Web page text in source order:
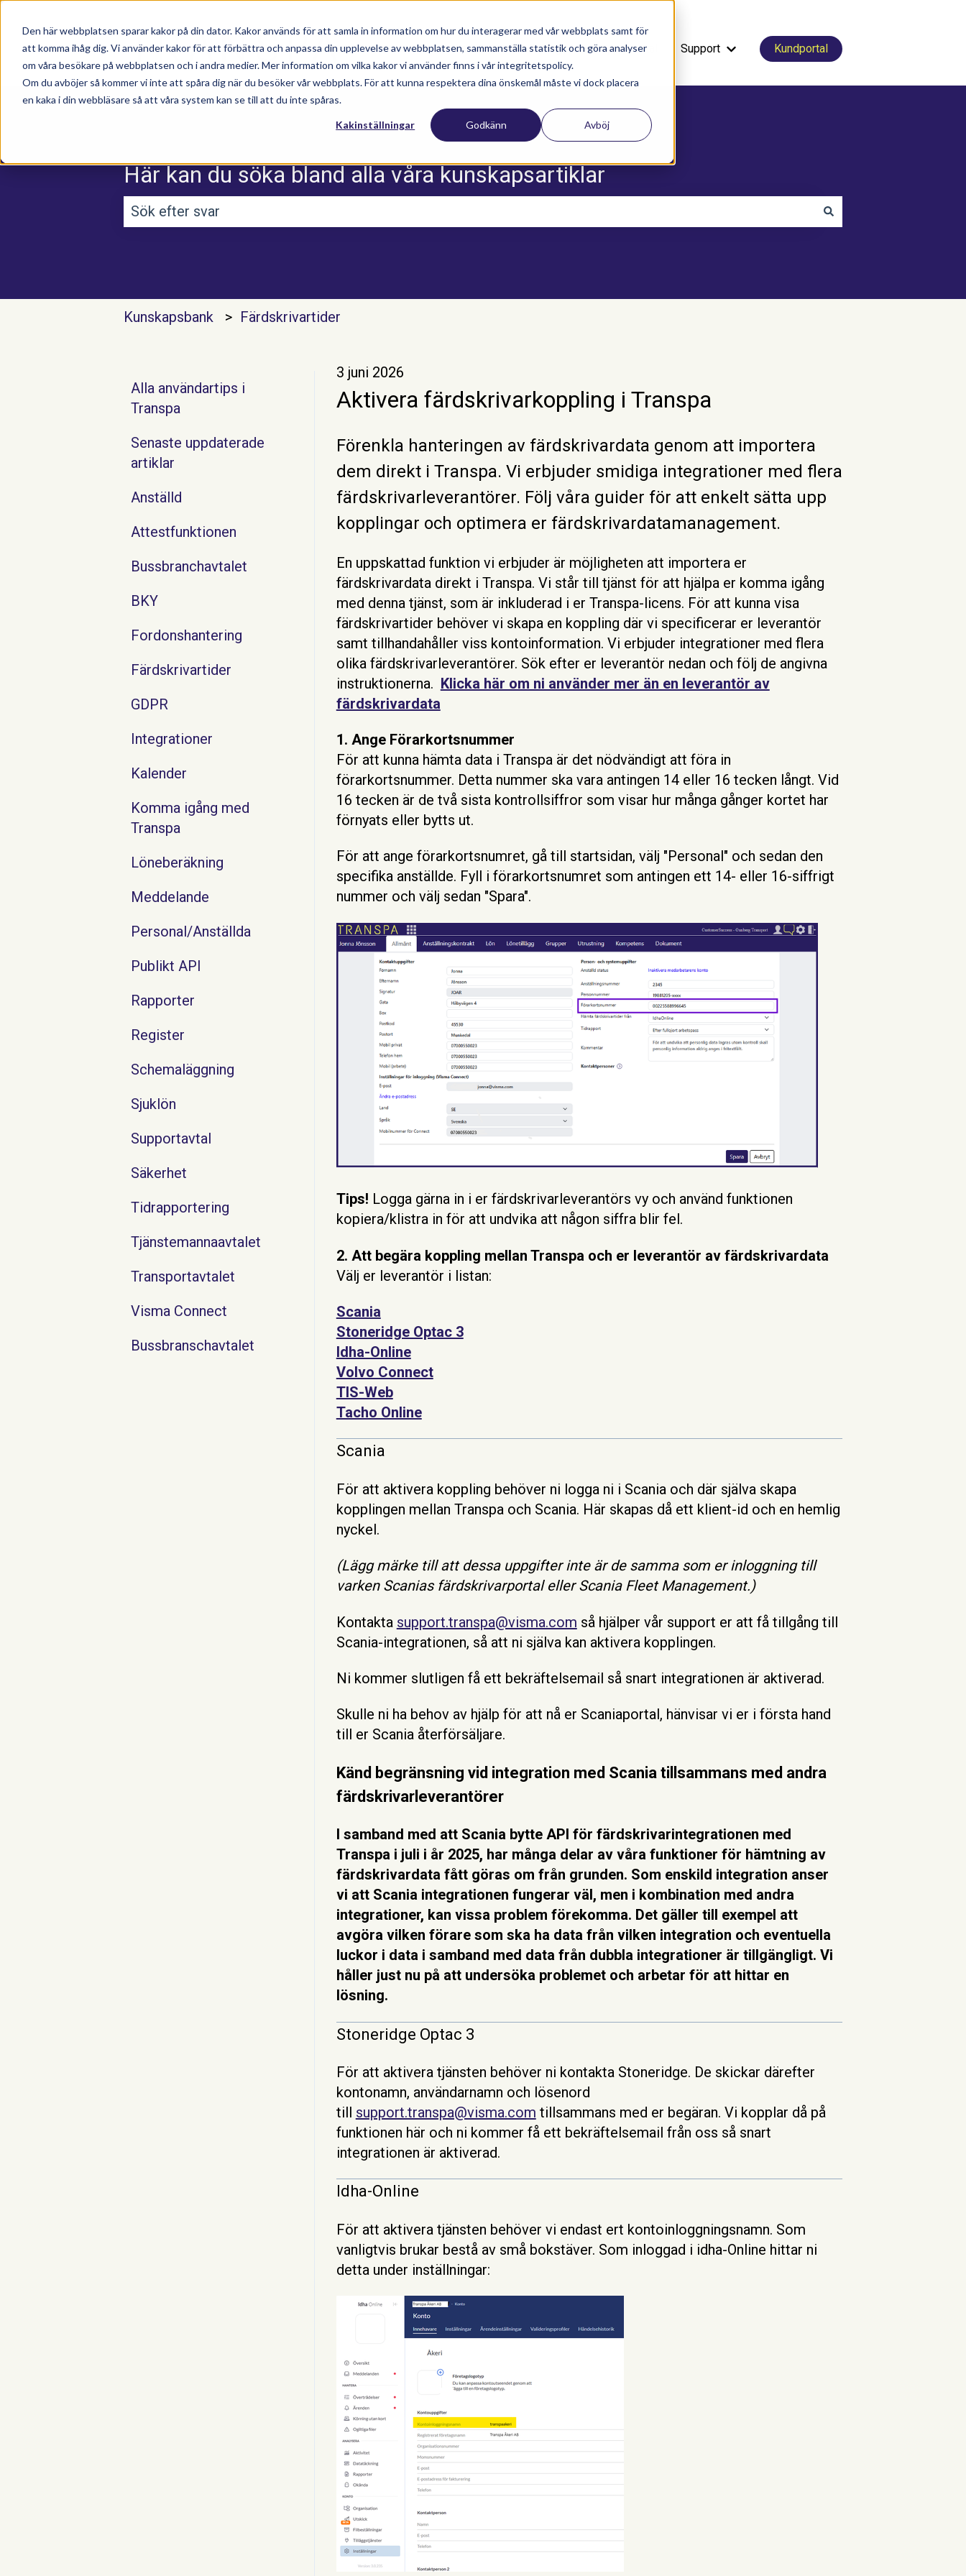
Den här webbplatsen sparar kakor på din dator. Kakor används för att samla in information om hur du interagerar med vår webbplats samt för
att komma ihåg dig. Vi använder kakor för att förbättra och anpassa din upplevelse av webbplatsen, sammanställa statistik och göra analyser
om våra besökare på webbplatsen och i andra medier. Mer information om vilka kakor vi använder finns i vår integritetspolicy.
Om du avböjer så kommer vi inte att spåra dig när du besöker vår webbplats. För att kunna respektera dina önskemål måste vi dock placera
en kaka i din webbläsare så att våra system kan se till att du inte spåras.
Kakinställningar Godkänn Avböj
Nyhetsartiklar Utbildningar Supportavtal Support
Visa undermeny för Support
Kundportal
Här kan du söka bland alla våra kunskapsartiklar
Kunskapsbank Färdskrivartider
3 juni 2026
Aktivera färdskrivarkoppling i Transpa
Förenkla hanteringen av färdskrivardata genom att importera
dem direkt i Transpa. Vi erbjuder smidiga integrationer med flera
färdskrivarleverantörer. Följ våra guider för att enkelt sätta upp
kopplingar och optimera er färdskrivardatamanagement.
En uppskattad funktion vi erbjuder är möjligheten att importera er
färdskrivardata direkt i Transpa. Vi står till tjänst för att hjälpa er komma igång
med denna tjänst, som är inkluderad i er Transpa-licens. För att kunna visa
färdskrivartider behöver vi skapa en koppling där vi specificerar er leverantör
samt tillhandahåller viss kontoinformation. Vi erbjuder integrationer med flera
olika färdskrivarleverantörer. Sök efter er leverantör nedan och följ de angivna
instruktionerna. Klicka här om ni använder mer än en leverantör av
färdskrivardata
1. Ange Förarkortsnummer
För att kunna hämta data i Transpa är det nödvändigt att föra in
förarkortsnummer. Detta nummer ska vara antingen 14 eller 16 tecken långt. Vid
16 tecken är de två sista kontrollsiffror som visar hur många gånger kortet har
förnyats eller bytts ut.
För att ange förarkortsnumret, gå till startsidan, välj "Personal" och sedan den
specifika anställde. Fyll i förarkortsnumret som antingen ett 14- eller 16-siffrigt
nummer och välj sedan "Spara".
Tips! Logga gärna in i er färdskrivarleverantörs vy och använd funktionen
kopiera/klistra in för att undvika att någon siffra blir fel.
2. Att begära koppling mellan Transpa och er leverantör av färdskrivardata
Välj er leverantör i listan:
Scania
Stoneridge Optac 3
Idha-Online
Volvo Connect
TIS-Web
Tacho Online
Scania
För att aktivera koppling behöver ni logga ni i Scania och där själva skapa
kopplingen mellan Transpa och Scania. Här skapas då ett klient-id och en hemlig
nyckel.
(Lägg märke till att dessa uppgifter inte är de samma som er inloggning till
varken Scanias färdskrivarportal eller Scania Fleet Management.)
Kontakta support.transpa@visma.com så hjälper vår support er att få tillgång till
Scania‑integrationen, så att ni själva kan aktivera kopplingen.
Ni kommer slutligen få ett bekräftelsemail så snart integrationen är aktiverad.
Skulle ni ha behov av hjälp för att nå er Scaniaportal, hänvisar vi er i första hand
till er Scania återförsäljare.
Känd begränsning vid integration med Scania tillsammans med andra
färdskrivarleverantörer
I samband med att Scania bytte API för färdskrivarintegrationen med
Transpa i juli i år 2025, har många delar av våra funktioner för hämtning av
färdskrivardata fått göras om från grunden. Som enskild integration anser
vi att Scania integrationen fungerar väl, men i kombination med andra
integrationer, kan vissa problem förekomma. Det gäller till exempel att
avgöra vilken förare som ska ha data från vilken integration och eventuella
luckor i data i samband med data från dubbla integrationer är tillgängligt. Vi
håller just nu på att undersöka problemet och arbetar för att hittar en
lösning.
Stoneridge Optac 3
För att aktivera tjänsten behöver ni kontakta Stoneridge. De skickar därefter
kontonamn, användarnamn och lösenord
till support.transpa@visma.com tillsammans med er begäran. Vi kopplar då på
funktionen här och ni kommer få ett bekräftelsemail från oss så snart
integrationen är aktiverad.
Idha-Online
För att aktivera tjänsten behöver vi endast ert kontoinloggningsnamn. Som
vanligtvis brukar bestå av små bokstäver. Som inloggad i idha-Online hittar ni
detta under inställningar:
Alla användartips i
Transpa
Senaste uppdaterade
artiklar
Anställd
Attestfunktionen
Bussbranchavtalet
BKY
Fordonshantering
Färdskrivartider
GDPR
Integrationer
Kalender
Komma igång med
Transpa
Löneberäkning
Meddelande
Personal/Anställda
Publikt API
Rapporter
Register
Schemaläggning
Sjuklön
Supportavtal
Säkerhet
Tidrapportering
Tjänstemannaavtalet
Transportavtalet
Visma Connect
Bussbranschavtalet